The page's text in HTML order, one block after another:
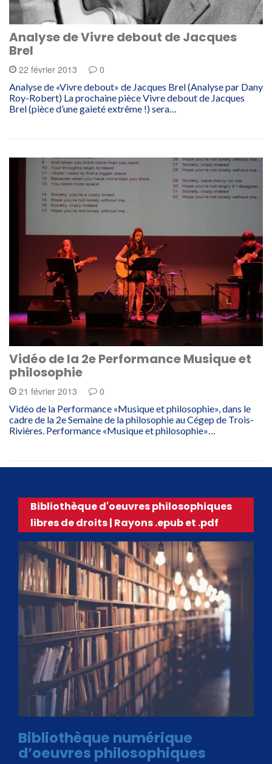
Analyse de Vivre debout de Jacques
Brel
22 février 2013 0
Analyse de «Vivre debout» de Jacques Brel (Analyse par Dany
Roy-Robert) La prochaine pièce Vivre debout de Jacques
Brel (pièce d’une gaieté extrême !) sera…
Vidéo de la 2e Performance Musique et
philosophie
21 février 2013 0
Vidéo de la Performance «Musique et philosophie», dans le
cadre de la 2e Semaine de la philosophie au Cégep de Trois-
Rivières. Performance «Musique et philosophie»…
Bibliothèque d'oeuvres philosophiques
libres de droits | Rayons .epub et .pdf
Bibliothèque numérique
d’oeuvres philosophiques